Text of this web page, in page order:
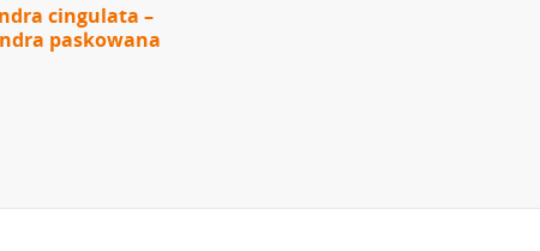
cingulata –
paskowana